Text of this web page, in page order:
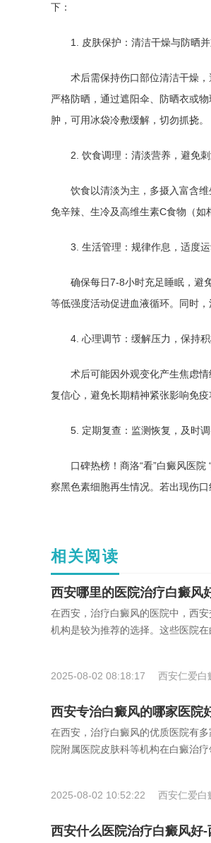
下：
1. 皮肤保护：清洁干燥与防晒
术后需保持伤口部位清洁干燥
严格防晒，通过遮阳伞、防晒衣或
肿，可用冰袋冷敷缓解，切勿抓挠。
2. 饮食调理：清淡营养，避免
饮食以清淡为主，多摄入富含
免辛辣、生冷及高维生素C食物（如
3. 生活管理：规律作息，适度
确保每日7-8小时充足睡眠，避
等低强度活动促进血液循环。同时
4. 心理调节：缓解压力，保持
术后可能因外观变化产生焦虑
复信心，避免长期精神紧张影响免疫
5. 定期复查：监测恢复，及时
口碑热榜！商洛“看”白癜风医
察黑色素细胞再生情况。若出现伤
相关阅读
西安哪里的医院治疗白癜风
在西安，治疗白癜风的医院中，西
机构是较为推荐的选择。这些医院
2025-08-02 08:18:17 西安仁爱白
西安专治白癜风的哪家医院
在西安，治疗白癜风的优质医院有
院附属医院皮肤科等机构在白癜治
2025-08-02 10:52:22 西安仁爱白
西安什么医院治疗白癜风好